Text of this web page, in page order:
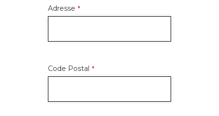
Adresse *
Code Postal *